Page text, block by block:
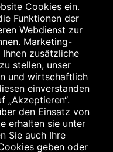
der Vorrat reicht. Für Druck-
Packungsbeilage und fragen
Apothekenerstattungspreis
der Hersteller. Der
Preis für rezeptfreie
Apotheken verbindlichen
Fällen (z.B. bei Kindern
Krankenversicherung
Cookies ein.
Funktionen der
Webdienst zur
Marketing-
zusätzliche
stellen, unser
und wirtschaftlich
einverstanden
„Akzeptieren“.
den Einsatz von
erhalten sie unter
Sie auch Ihre
geben oder